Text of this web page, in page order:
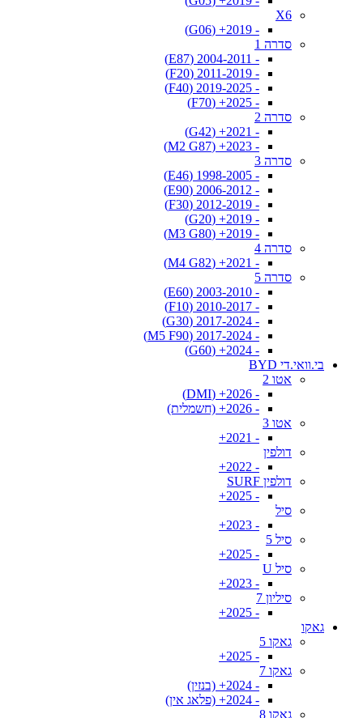
X6
- 2019+ (G06)
סדרה 1
- 2004-2011 (E87)
- 2011-2019 (F20)
- 2019-2025 (F40)
- 2025+ (F70)
סדרה 2
- 2021+ (G42)
- 2023+ (M2 G87)
סדרה 3
- 1998-2005 (E46)
- 2006-2012 (E90)
- 2012-2019 (F30)
- 2019+ (G20)
- 2019+ (M3 G80)
סדרה 4
- 2021+ (M4 G82)
סדרה 5
- 2003-2010 (E60)
- 2010-2017 (F10)
- 2017-2024 (G30)
- 2017-2024 (M5 F90)
- 2024+ (G60)
בי.וואי.די BYD
אטו 2
- 2026+ (DMI)
- 2026+ (חשמלית)
אטו 3
- 2021+
דולפין
- 2022+
דולפין SURF
- 2025+
סיל
- 2023+
סיל 5
- 2025+
סיל U
- 2023+
סיליון 7
- 2025+
גאקו
גאקו 5
- 2025+
גאקו 7
- 2024+ (בנזין)
- 2024+ (פלאג אין)
גאקו 8